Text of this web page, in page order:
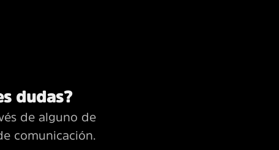
dudas?
de alguno de
comunicación.